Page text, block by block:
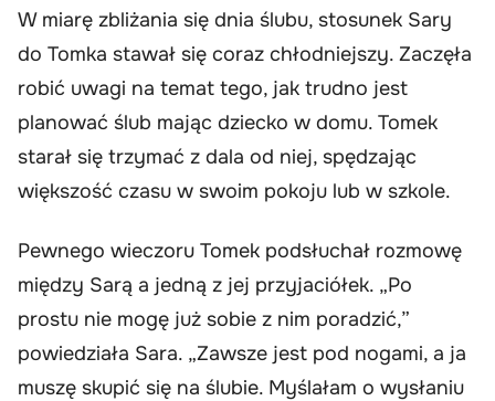
W miarę zbliżania się dnia ślubu, stosunek Sary
do Tomka stawał się coraz chłodniejszy. Zaczęła
robić uwagi na temat tego, jak trudno jest
planować ślub mając dziecko w domu. Tomek
starał się trzymać z dala od niej, spędzając
większość czasu w swoim pokoju lub w szkole.
Pewnego wieczoru Tomek podsłuchał rozmowę
między Sarą a jedną z jej przyjaciółek. „Po
prostu nie mogę już sobie z nim poradzić,”
powiedziała Sara. „Zawsze jest pod nogami, a ja
muszę skupić się na ślubie. Myślałam o wysłaniu